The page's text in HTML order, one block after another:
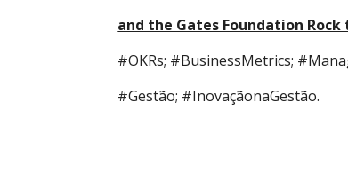
and the Gates Foundation Rock
#OKRs; #BusinessMetrics;
#Gestão; #InovaçãonaGestão.